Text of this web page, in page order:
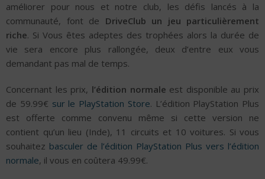
améliorer pour nous et notre club, les défis lancés à la
communauté, font de DriveClub un jeu particulièrement
riche. Si Vous êtes adeptes des trophées alors la durée de
vie sera encore plus rallongée, deux d’entre eux vous
demandant pas mal de temps.
Concernant les prix, l’édition normale est disponible au prix
de 59.99€ sur le PlayStation Store. L’édition PlayStation Plus
est offerte comme convenu même si cette version ne
contient qu’un lieu (Inde), 11 circuits et 10 voitures. Si vous
souhaitez basculer de l’édition PlayStation Plus vers l’édition
normale, il vous en coûtera 49.99€.